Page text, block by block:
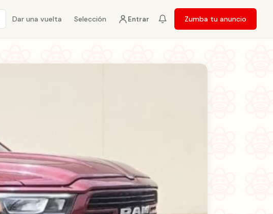
Dar una vuelta Selección Entrar Zumba tu anuncio